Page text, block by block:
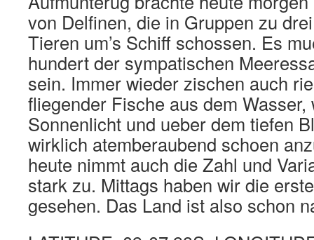
von Delfinen, die in Gruppen zu
Tieren um’s Schiff schossen. Es
hundert der sympatischen
sein. Immer wieder zischen auch
fliegender Fische aus dem
Sonnenlicht und ueber dem tiefen
wirklich atemberaubend schoen
heute nimmt auch die Zahl und
stark zu. Mittags haben wir die
gesehen. Das Land ist also schon